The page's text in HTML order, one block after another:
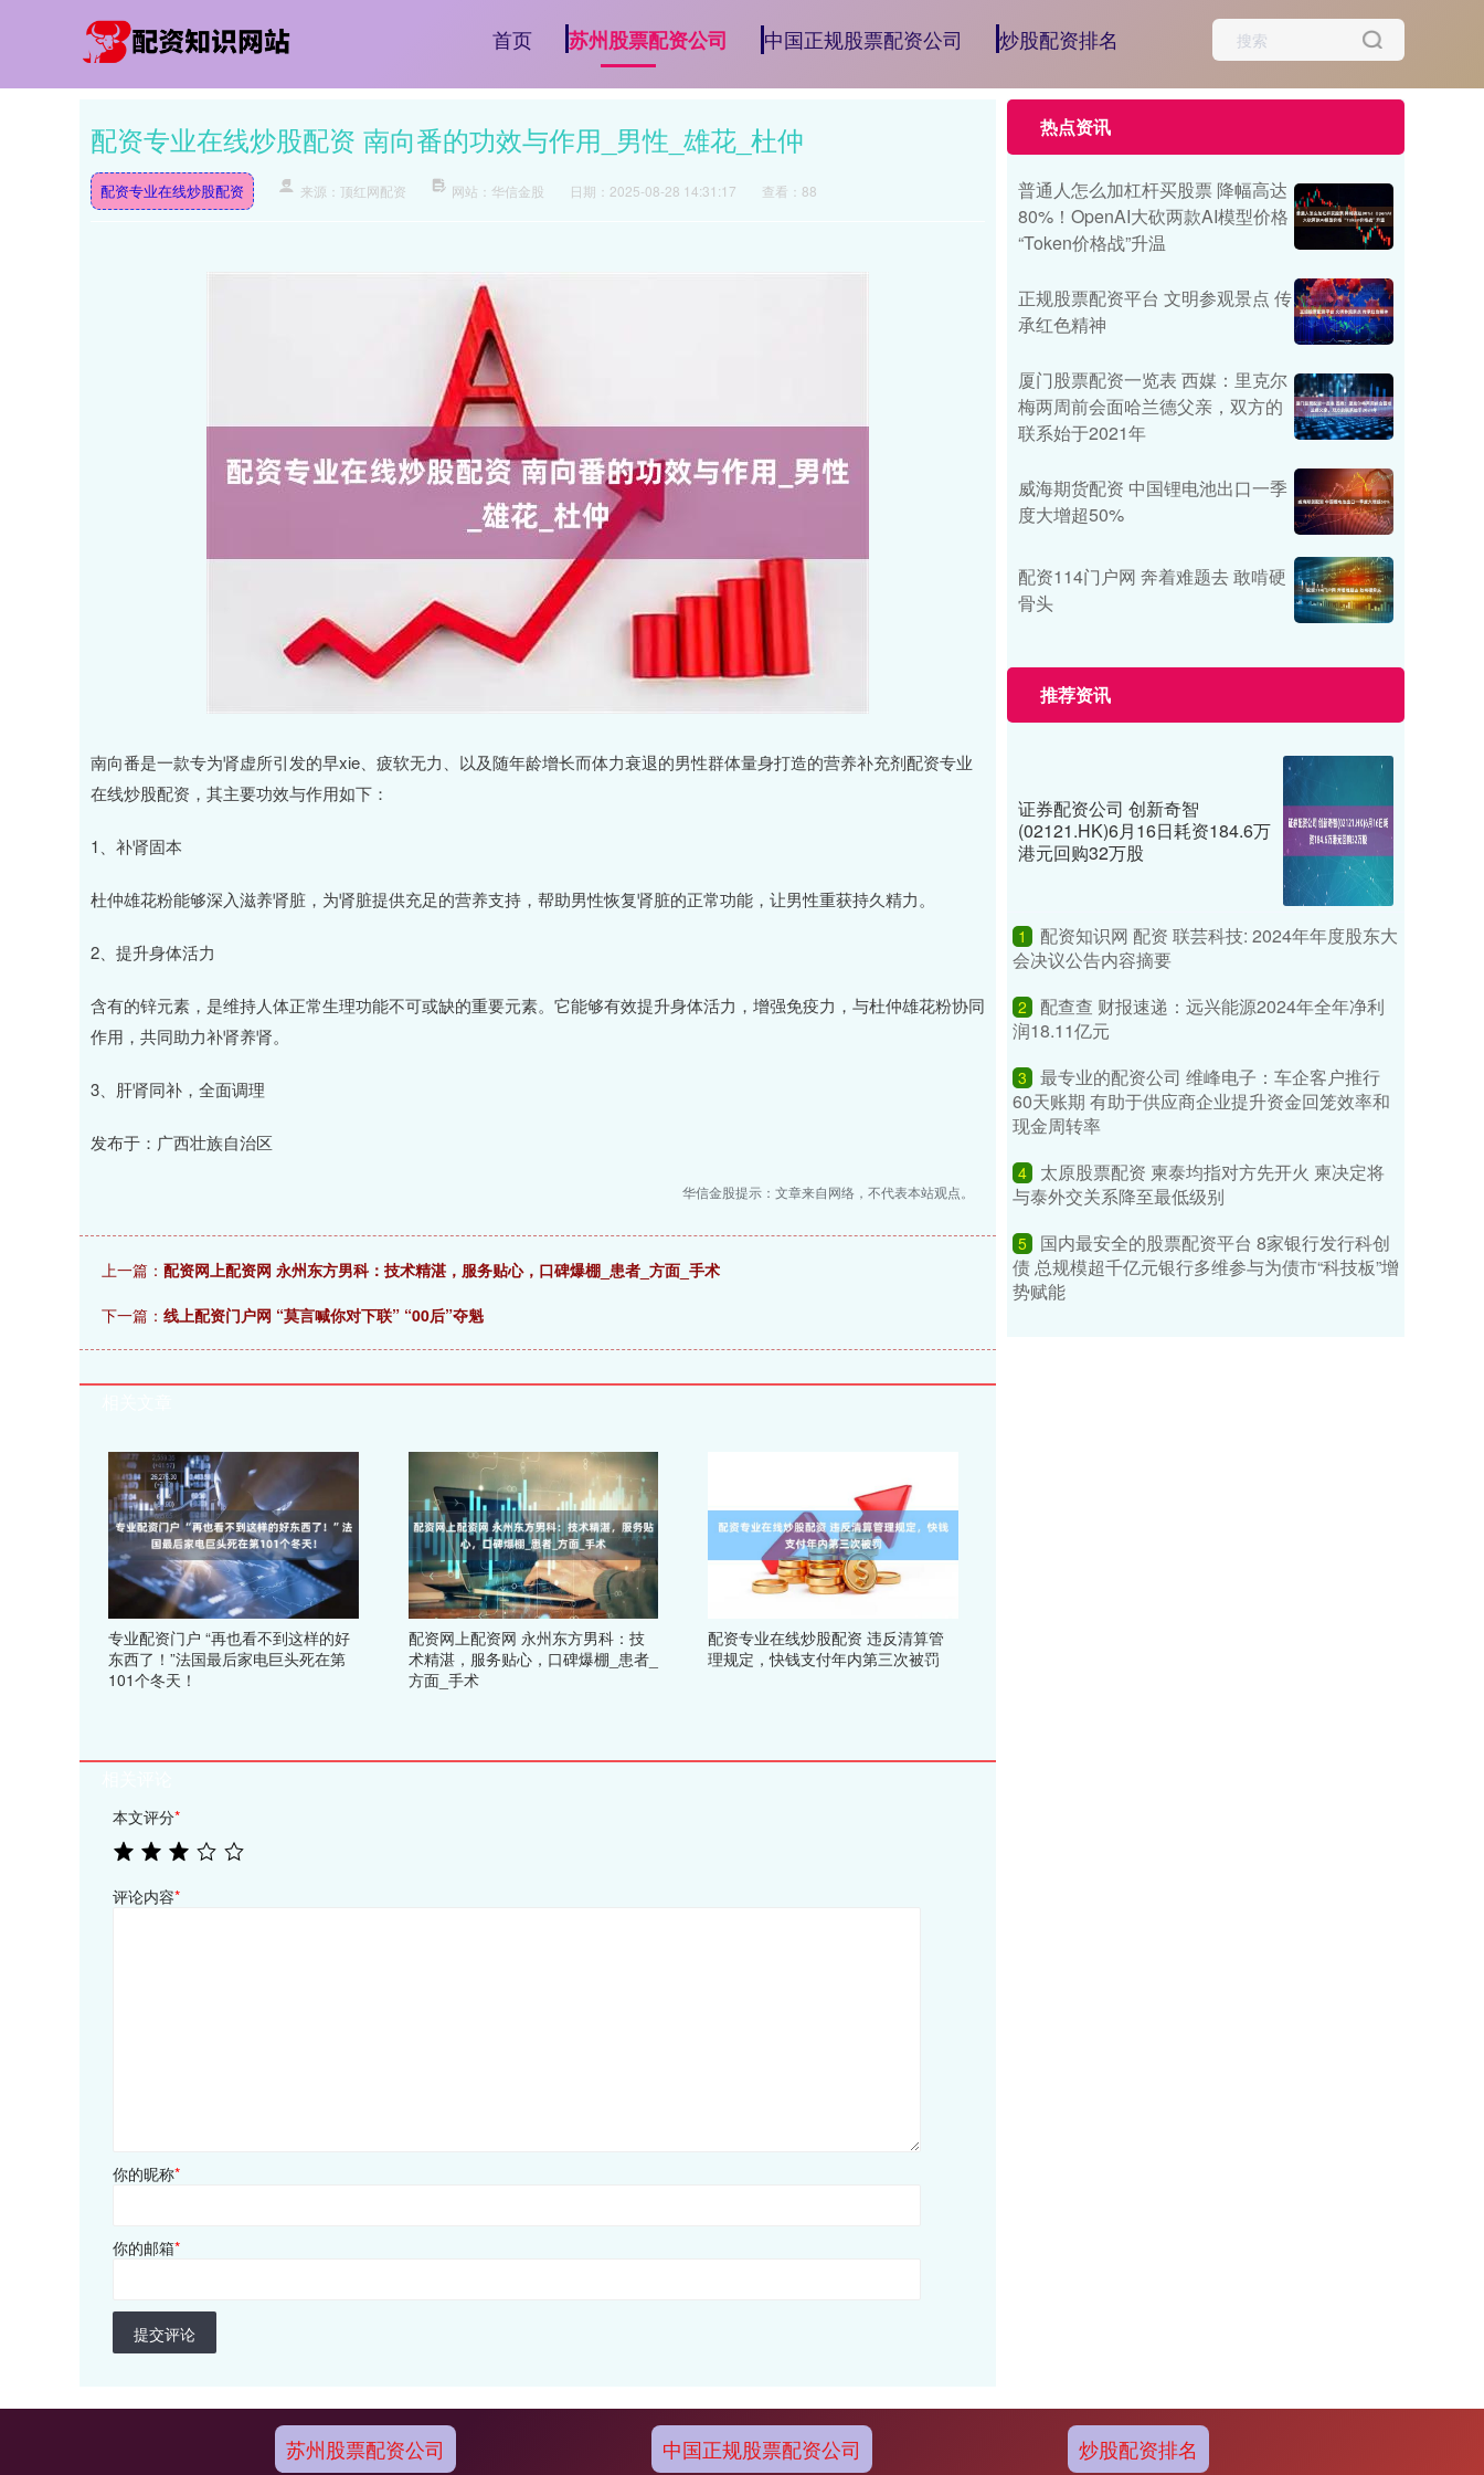
首页 苏州股票配资公司 中国正规股票配资公司 炒股配资排名
配资专业在线炒股配资 南向番的功效与作用_男性_雄花_杜仲
配资专业在线炒股配资 来源：顶红网配资 网站：华信金股 日期：2025-08-28 14:31:17 查看：88
南向番是一款专为肾虚所引发的早xie、疲软无力、以及随年龄增长而体力衰退的男性群体量身打造的营养补充剂配资专业
在线炒股配资，其主要功效与作用如下：
1、补肾固本
杜仲雄花粉能够深入滋养肾脏，为肾脏提供充足的营养支持，帮助男性恢复肾脏的正常功能，让男性重获持久精力。
2、提升身体活力
含有的锌元素，是维持人体正常生理功能不可或缺的重要元素。它能够有效提升身体活力，增强免疫力，与杜仲雄花粉协同
作用，共同助力补肾养肾。
3、肝肾同补，全面调理
发布于：广西壮族自治区
华信金股提示：文章来自网络，不代表本站观点。
上一篇： 配资网上配资网 永州东方男科：技术精湛，服务贴心，口碑爆棚_患者_方面_手术
下一篇： 线上配资门户网 “莫言喊你对下联” “00后”夺魁
专业配资门户 “再也看不到这样的好
东西了！”法国最后家电巨头死在第
101个冬天！
配资网上配资网 永州东方男科：技
术精湛，服务贴心，口碑爆棚_患者_
方面_手术
配资专业在线炒股配资 违反清算管
理规定，快钱支付年内第三次被罚
本文评分*
评论内容*
你的昵称*
你的邮箱*
提交评论
热点资讯
普通人怎么加杠杆买股票 降幅高达
80%！OpenAI大砍两款AI模型价格
“Token价格战”升温
正规股票配资平台 文明参观景点 传
承红色精神
厦门股票配资一览表 西媒：里克尔
梅两周前会面哈兰德父亲，双方的
联系始于2021年
威海期货配资 中国锂电池出口一季
度大增超50%
配资114门户网 奔着难题去 敢啃硬
骨头
推荐资讯
证券配资公司 创新奇智
(02121.HK)6月16日耗资184.6万
港元回购32万股
1
配资知识网 配资 联芸科技: 2024年年度股东大
会决议公告内容摘要
2
配查查 财报速递：远兴能源2024年全年净利
润18.11亿元
3
最专业的配资公司 维峰电子：车企客户推行
60天账期 有助于供应商企业提升资金回笼效率和
现金周转率
4
太原股票配资 柬泰均指对方先开火 柬决定将
与泰外交关系降至最低级别
5
国内最安全的股票配资平台 8家银行发行科创
债 总规模超千亿元银行多维参与为债市“科技板”增
势赋能
苏州股票配资公司 中国正规股票配资公司 炒股配资排名